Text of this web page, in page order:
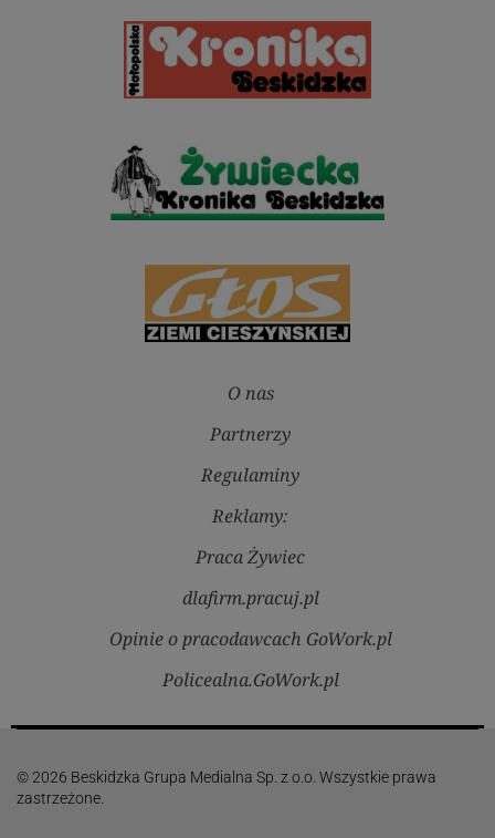
O nas
Partnerzy
Regulaminy
Reklamy:
Praca Żywiec
dlafirm.pracuj.pl
Opinie o pracodawcach GoWork.pl
Policealna.GoWork.pl
© 2026 Beskidzka Grupa Medialna Sp. z o.o. Wszystkie prawa
zastrzeżone.